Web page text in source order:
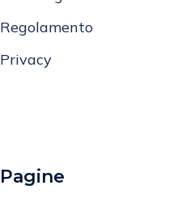
Regolamento
Privacy
Pagine